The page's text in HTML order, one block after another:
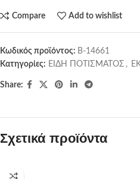
Compare Add to wishlist
Κωδικός προϊόντος: B-14661
Κατηγορίες: ΕΙΔΗ ΠΟΤΙΣΜΑΤΟΣ ,
Share:
Σχετικά προϊόντα